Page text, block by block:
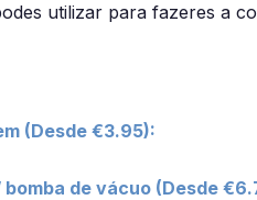
utilizar para fazeres a
(Desde €3.95):
de vácuo (Desde